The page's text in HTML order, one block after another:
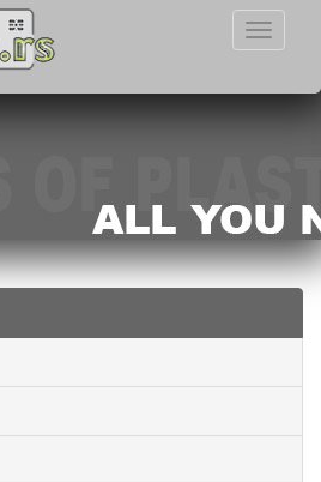
Toggle